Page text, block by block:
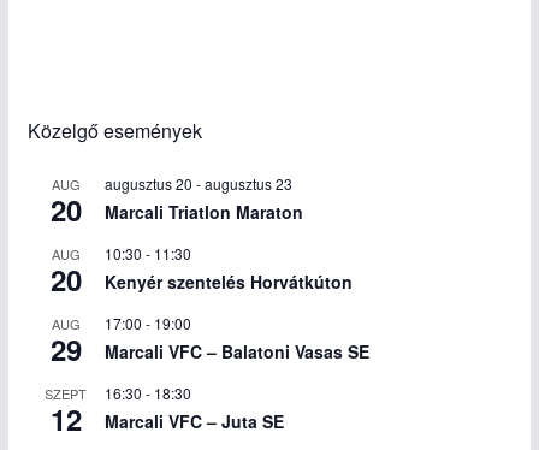
Közelgő események
AUG
20
augusztus 20 -augusztus 23
Marcali Triatlon Maraton
AUG
20
10:30 - 11:30
Kenyér szentelés Horvátkúton
AUG
29
17:00 - 19:00
Marcali VFC – Balatoni Vasas SE
SZEPT
12
16:30 - 18:30
Marcali VFC – Juta SE